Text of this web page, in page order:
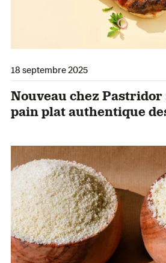
18 septembre 2025
Nouveau chez Pastridor
pain plat authentique